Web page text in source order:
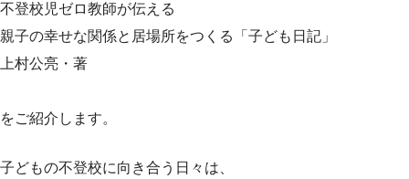
不登校児ゼロ教師が伝える
親子の幸せな関係と居場所をつくる「子ども日記」
上村公亮・著
をご紹介します。
子どもの不登校に向き合う日々は、